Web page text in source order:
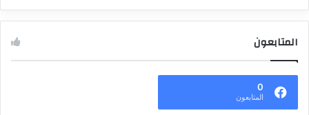
المتابعون
0
المتابعون